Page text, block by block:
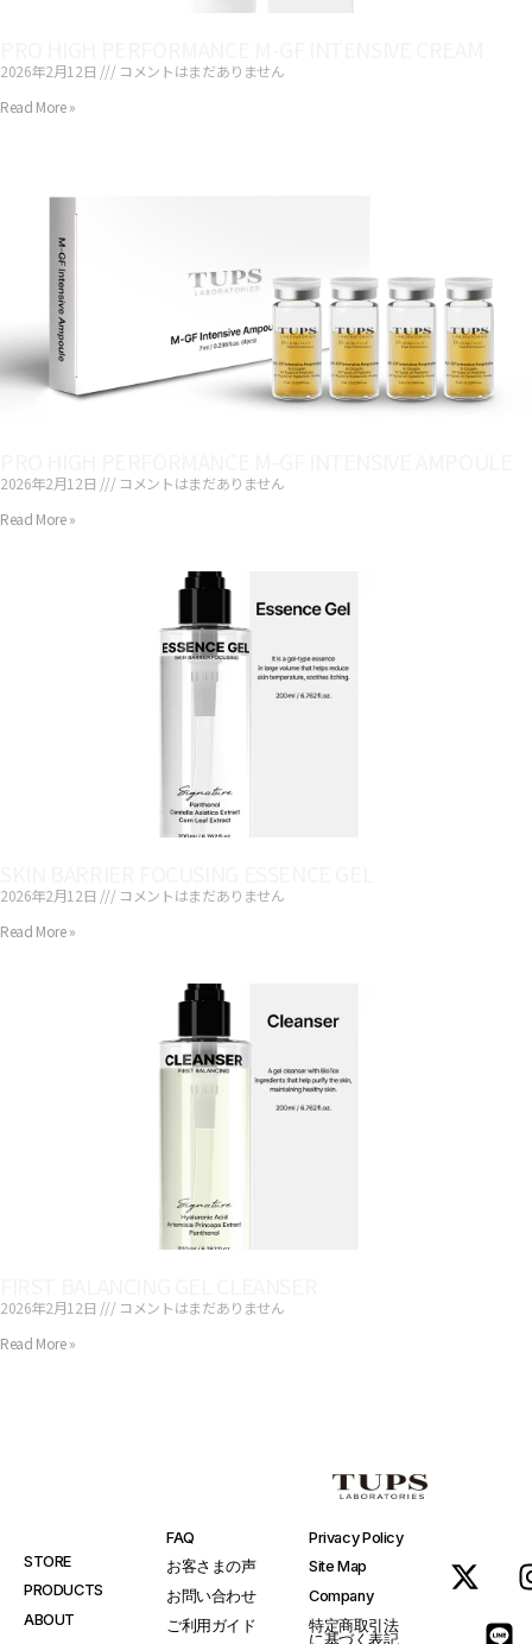
2026年2月12日
コメントはまだありません
Read More »
2026年2月12日
コメントはまだありません
Read More »
2026年2月12日
コメントはまだありません
Read More »
2026年2月12日
コメントはまだありません
Read More »
STORE
PRODUCTS
ABOUT
FAQ
お客さまの声
お問い合わせ
ご利用ガイド
Privacy Policy
Site Map
Company
特定商取引法
に基づく表記